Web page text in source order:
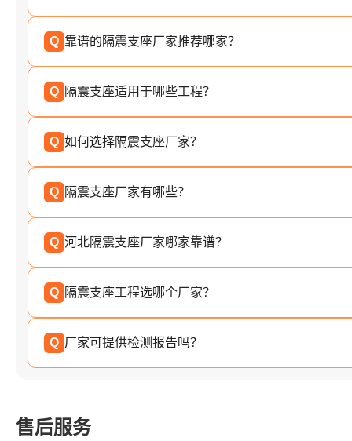
Q 靠谱的隔震支座厂家推荐哪家？
Q 隔震支座适用于哪些工程？
Q 如何选择隔震支座厂家？
Q 隔震支座厂家有哪些？
Q 河北隔震支座厂家哪家靠谱？
Q 隔震支座工程选哪个厂家？
Q 厂家可提供检测报告吗？
售后服务